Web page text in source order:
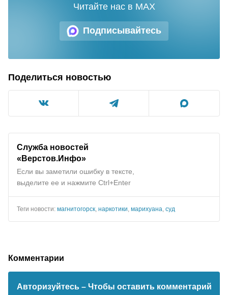
Подписывайтесь
Читайте нас в MAX
Поделиться новостью
Служба новостей
«Верстов.Инфо»
Если вы заметили ошибку в тексте,
выделите ее и нажмите Ctrl+Enter
Теги новости: магнитогорск наркотики марихуана суд
Комментарии
Авторизуйтесь – Чтобы оставить комментарий